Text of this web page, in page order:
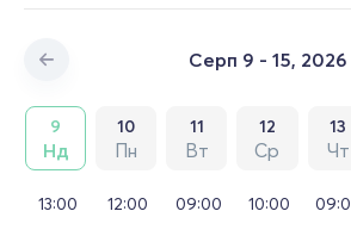
Серп 9 - 15, 2026
9
Нд
10
Пн
11
Вт
12
Ср
13
Чт
13:00 12:00 09:00 10:00